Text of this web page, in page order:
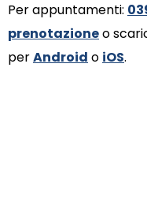
Per appuntamenti:
prenotazioneo
perAndroid o iOS.